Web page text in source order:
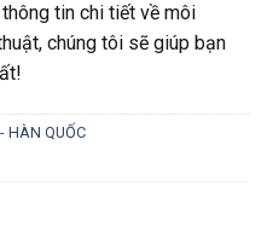
tin chi tiết về môi
chúng tôi sẽ giúp bạn
HÀN QUỐC